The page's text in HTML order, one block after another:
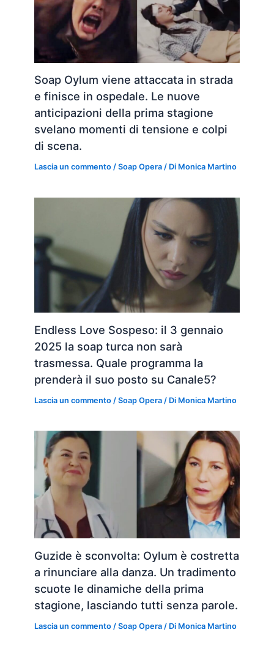
Soap Oylum viene attaccata in strada
e finisce in ospedale. Le nuove
anticipazioni della prima stagione
svelano momenti di tensione e colpi
di scena.
Lascia un commento /Soap Opera / Di Monica Martino
Endless Love Sospeso: il 3 gennaio
2025 la soap turca non sarà
trasmessa. Quale programma la
prenderà il suo posto su Canale5?
Lascia un commento /Soap Opera / Di Monica Martino
Guzide è sconvolta: Oylum è costretta
a rinunciare alla danza. Un tradimento
scuote le dinamiche della prima
stagione, lasciando tutti senza parole.
Lascia un commento /Soap Opera / Di Monica Martino